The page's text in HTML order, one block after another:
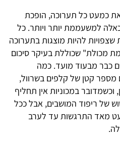
כמעט כל תערוכה, הופכת
למשעממת יותר ויותר. כל
שצפויות להיות מוצגות בתערוכה
מכולת" שכוללת בעיקר סיכום
כבר מבעוד מועד. כמה
מספר קטן של קלפים בשרוול,
במכוניות אין תחליף
של ריפוד המושבים, אבל ככל
מאד התרגשות עד לערב